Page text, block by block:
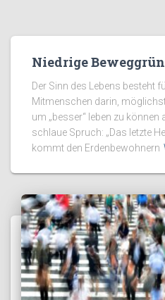
Niedrige
Der Sinn des Lebens besteht
Mitmenschen darin,
um „besser“ leben zu können
schlaue Spruch: „Das letzte
kommt den Erdenbewohnern